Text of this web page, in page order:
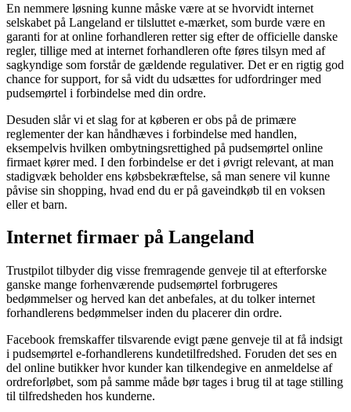
En nemmere løsning kunne måske være at se hvorvidt internet
selskabet på Langeland er tilsluttet e-mærket, som burde være en
garanti for at online forhandleren retter sig efter de officielle danske
regler, tillige med at internet forhandleren ofte føres tilsyn med af
sagkyndige som forstår de gældende regulativer. Det er en rigtig god
chance for support, for så vidt du udsættes for udfordringer med
pudsemørtel i forbindelse med din ordre.
Desuden slår vi et slag for at køberen er obs på de primære
reglementer der kan håndhæves i forbindelse med handlen,
eksempelvis hvilken ombytningsrettighed på pudsemørtel online
firmaet kører med. I den forbindelse er det i øvrigt relevant, at man
stadigvæk beholder ens købsbekræftelse, så man senere vil kunne
påvise sin shopping, hvad end du er på gaveindkøb til en voksen
eller et barn.
Internet firmaer på Langeland
Trustpilot tilbyder dig visse fremragende genveje til at efterforske
ganske mange forhenværende pudsemørtel forbrugeres
bedømmelser og herved kan det anbefales, at du tolker internet
forhandlerens bedømmelser inden du placerer din ordre.
Facebook fremskaffer tilsvarende evigt pæne genveje til at få indsigt
i pudsemørtel e-forhandlerens kundetilfredshed. Foruden det ses en
del online butikker hvor kunder kan tilkendegive en anmeldelse af
ordreforløbet, som på samme måde bør tages i brug til at tage stilling
til tilfredsheden hos kunderne.